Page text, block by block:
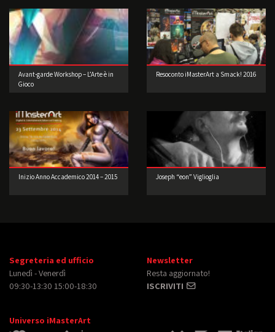
Avant-garde Workshop – L’Arte è in
Gioco
Resoconto iMasterArt a Smack! 2016
Inizio Anno Accademico 2014 – 2015 Joseph “eon” Viglioglia
Segreteria ed ufficio
Lunedì - Venerdì
09:30-13:30 15:00-18:30
Newsletter
Resta aggiornato!
ISCRIVITI
Universo iMasterArt